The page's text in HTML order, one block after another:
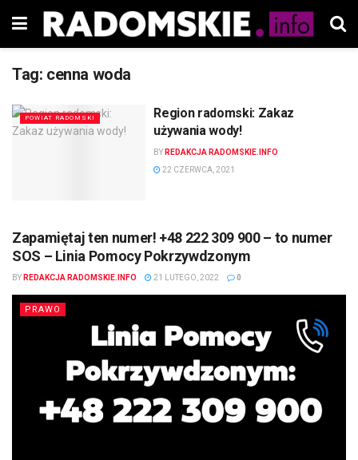
Tag: cenna woda
POWIAT RADOMSKI
Region radomski: Zakaz
używania wody!
BY REDAKCJA RADOMSKIE.INFO
22 CZERWCA, 2021
Zapamiętaj ten numer! +48 222 309 900 – to numer
SOS – Linia Pomocy Pokrzywdzonym
BY REDAKCJA RADOMSKIE.INFO 21 LUTEGO, 2022 0
PRAWO